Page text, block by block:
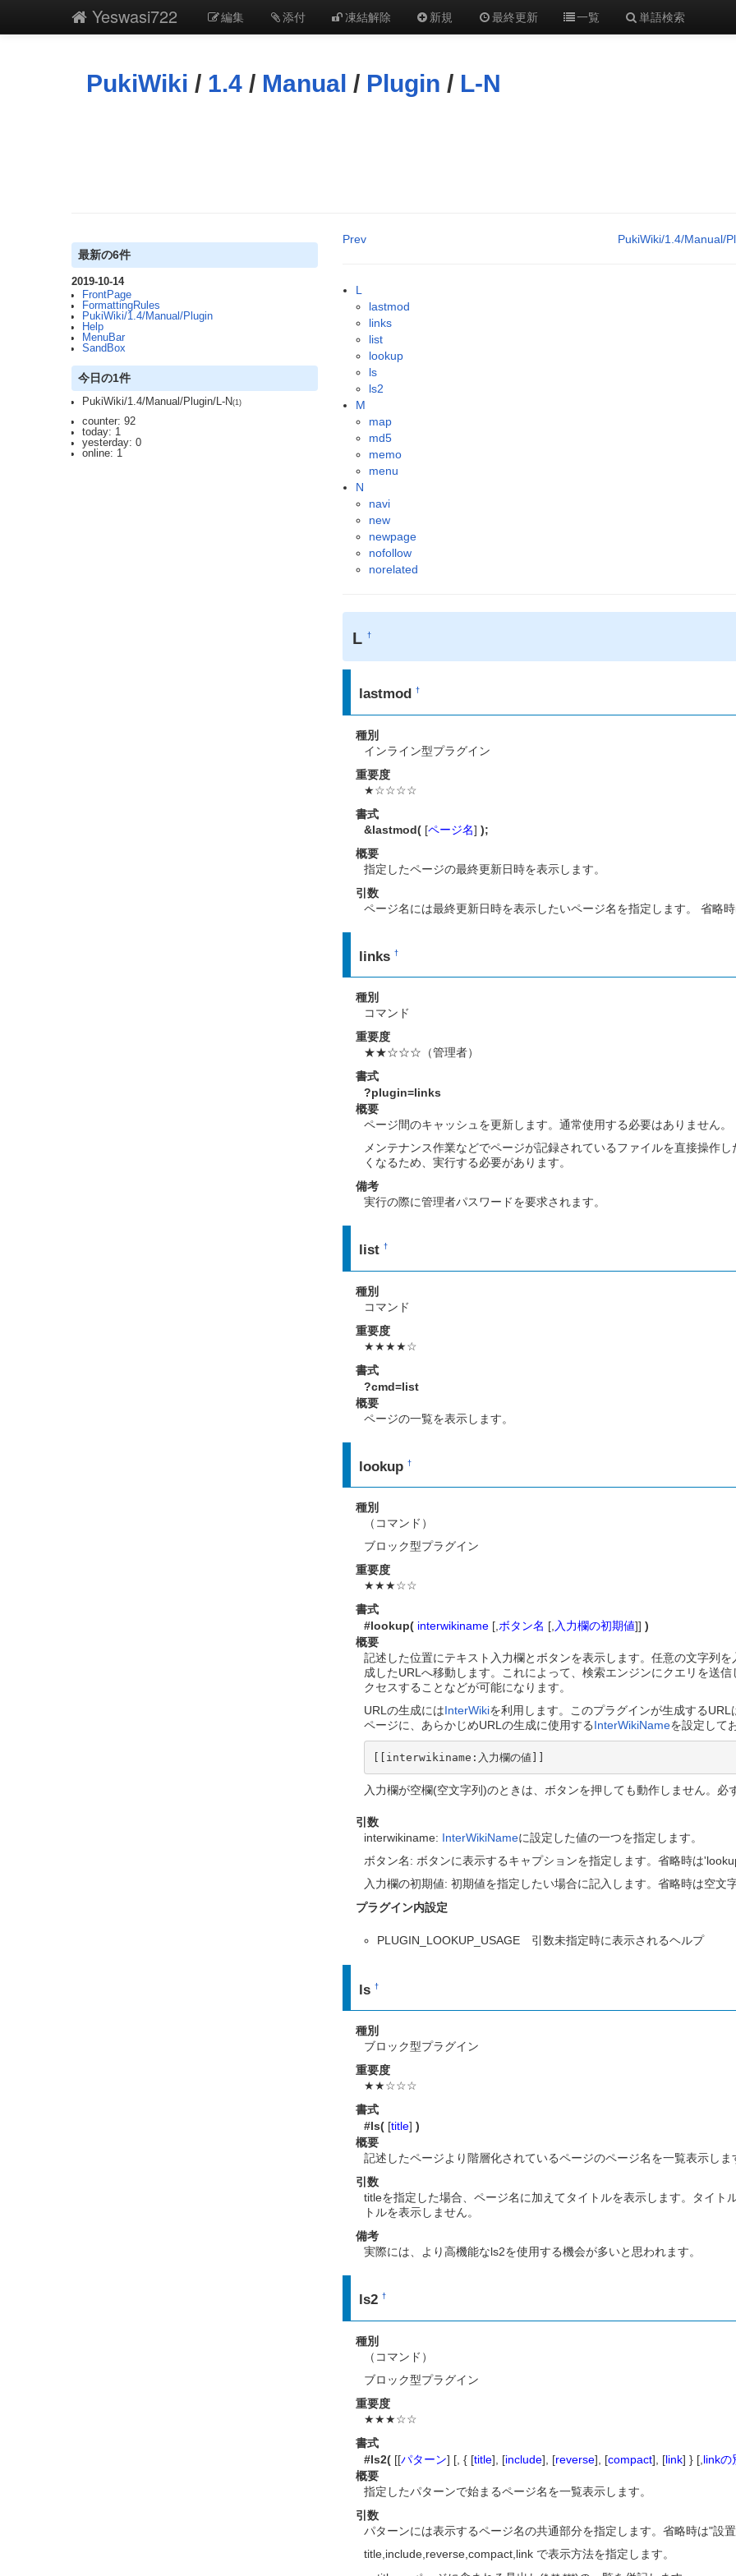
Yeswasi722 編集 添付 凍結解除 新規 最終更新 一覧 単語検索
PukiWiki / 1.4 / Manual / Plugin / L-N
最新の6件
2019-10-14
FrontPage
FormattingRules
PukiWiki/1.4/Manual/Plugin
Help
MenuBar
SandBox
今日の1件
PukiWiki/1.4/Manual/Plugin/L-N(1)
counter: 92
today: 1
yesterday: 0
online: 1
Prev PukiWiki/1.4/Manual/
L
lastmod
links
list
lookup
ls
ls2
M
map
md5
memo
menu
N
navi
new
newpage
nofollow
norelated
L†
lastmod†
種別
インライン型プラグイン
重要度
★☆☆☆☆
書式
&lastmod( [ページ名] );
概要
指定したページの最終更新日時を表示します。
引数
ページ名には最終更新日時を表示したいページ名を指定します。 省略
links†
種別
コマンド
重要度
★★☆☆☆（管理者）
書式
?plugin=links
概要
ページ間のキャッシュを更新します。通常使用する必要はありません。
メンテナンス作業などでページが記録されているファイルを直接操作
くなるため、実行する必要があります。
備考
実行の際に管理者パスワードを要求されます。
list†
種別
コマンド
重要度
★★★★☆
書式
?cmd=list
概要
ページの一覧を表示します。
lookup†
種別
（コマンド）
ブロック型プラグイン
重要度
★★★☆☆
書式
#lookup( interwikiname [,ボタン名 [,入力欄の初期値]] )
概要
記述した位置にテキスト入力欄とボタンを表示します。任意の文字列
成したURLへ移動します。これによって、検索エンジンにクエリを送
クセスすることなどが可能になります。
URLの生成にはInterWikiを利用します。このプラグインが生成するURL
ページに、あらかじめURLの生成に使用するInterWikiNameを設定して
[[interwikiname:入力欄の値]]
入力欄が空欄(空文字列)のときは、ボタンを押しても動作しません。必
引数
interwikiname: InterWikiNameに設定した値の一つを指定します。
ボタン名: ボタンに表示するキャプションを指定します。省略時は
入力欄の初期値: 初期値を指定したい場合に記入します。省略時は空文
プラグイン内設定
PLUGIN_LOOKUP_USAGE 引数未指定時に表示されるヘルプ
ls†
種別
ブロック型プラグイン
重要度
★★☆☆☆
書式
#ls( [title] )
概要
記述したページより階層化されているページのページ名を一覧表示しま
引数
titleを指定した場合、ページ名に加えてタイトルを表示します。タイト
トルを表示しません。
備考
実際には、より高機能なls2を使用する機会が多いと思われます。
ls2†
種別
（コマンド）
ブロック型プラグイン
重要度
★★★☆☆
書式
#ls2( [[パターン] [, { [title], [include], [reverse], [compact], [link] } [, linkの
概要
指定したパターンで始まるページ名を一覧表示します。
引数
パターンには表示するページ名の共通部分を指定します。省略時は"設
title,include,reverse,compact,link で表示方法を指定します。